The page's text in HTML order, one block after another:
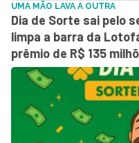
UMA MÃO LAVA A OUTRA
Dia de Sorte sai pelo
limpa a barra da
prêmio de R$ 135